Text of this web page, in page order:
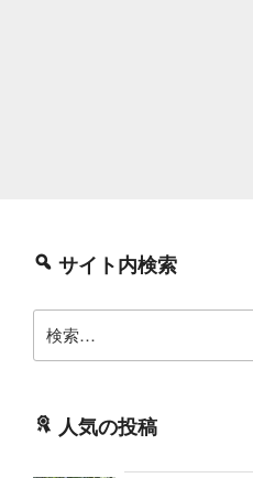
サイト内検索
索:
人気の投稿